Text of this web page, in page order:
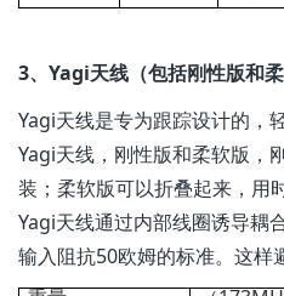
3、Yagi天线（包括刚性版和
Yagi天线是专为跟踪设计的，
Yagi天线，刚性版和柔软版，
装；柔软版可以折叠起来，用
Yagi天线通过内部线圈诱导耦
输入阻抗50欧姆的标准。这样